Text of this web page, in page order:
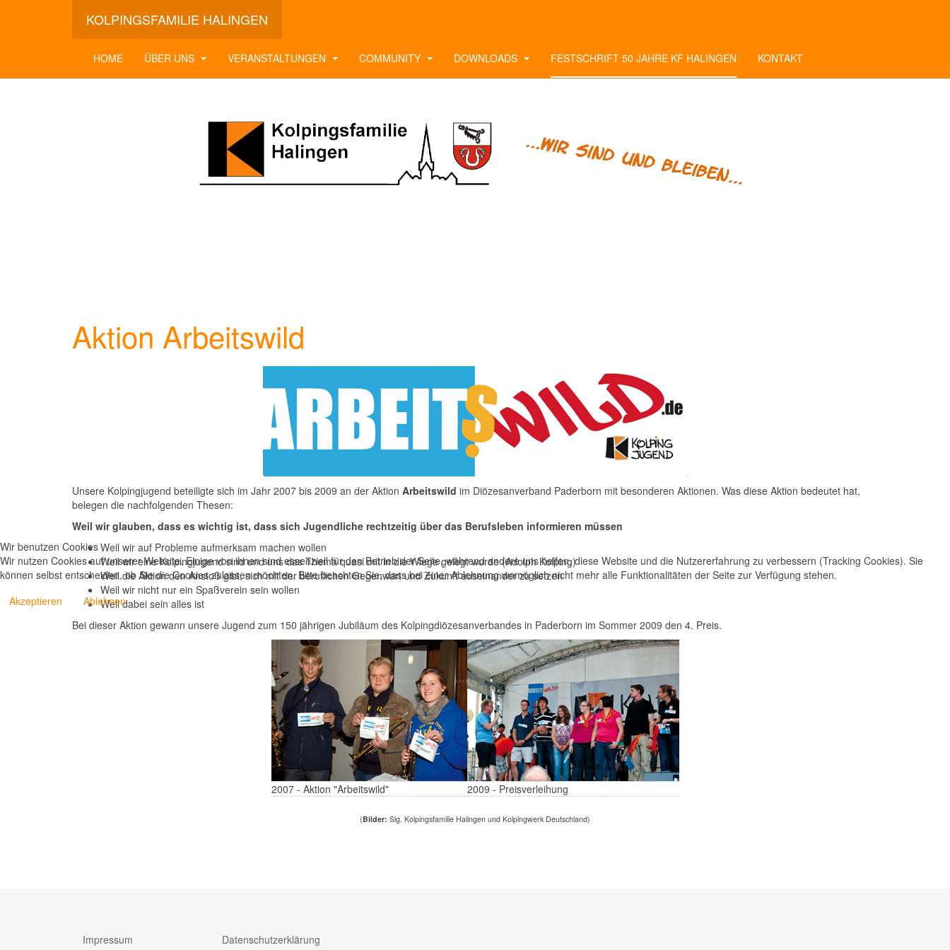
KOLPINGSFAMILIE HALINGEN
HOME ÜBER UNS VERANSTALTUNGEN COMMUNITY DOWNLOADS FESTSCHRIFT 50 JAHRE KF HALINGEN KONTAKT
Aktion Arbeitswild
Unsere Kolpingjugend beteiligte sich im Jahr 2007 bis 2009 an der Aktion Arbeitswild im Diözesanverband Paderborn mit besonderen Aktionen. Was diese Aktion bedeutet hat,
belegen die nachfolgenden Thesen:
Weil wir glauben, dass es wichtig ist, dass sich Jugendliche rechtzeitig über das Berufsleben informieren müssen
Weil wir auf Probleme aufmerksam machen wollen
Weil wir eine Kolpingjugend sind und uns das Thema quasi mit in die Wiege gelegt wurde (Adolph Kolping)
Weil die Aktion den Anstoß gibt, sich mit der beruflichen Gegenwart und Zukunft auseinander zu setzen
Weil wir nicht nur ein Spaßverein sein wollen
Weil dabei sein alles ist
Bei dieser Aktion gewann unsere Jugend zum 150 jährigen Jubiläum des Kolpingdiözesanverbandes in Paderborn im Sommer 2009 den 4. Preis.
2007 - Aktion "Arbeitswild" 2009 - Preisverleihung
(Bilder: Slg. Kolpingsfamilie Halingen und Kolpingwerk Deutschland)
Impressum Datenschutzerklärung
Wir benutzen Cookies
Wir nutzen Cookies auf unserer Website. Einige von ihnen sind essenziell für den Betrieb der Seite, während andere uns helfen, diese Website und die Nutzererfahrung zu verbessern (Tracking Cookies). Sie
können selbst entscheiden, ob Sie die Cookies zulassen möchten. Bitte beachten Sie, dass bei einer Ablehnung womöglich nicht mehr alle Funktionalitäten der Seite zur Verfügung stehen.
Akzeptieren
Ablehnen